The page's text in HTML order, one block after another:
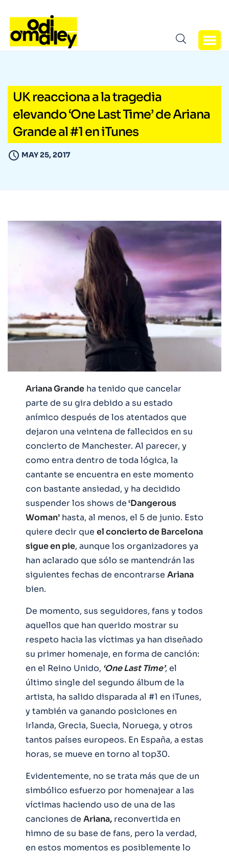
UK reacciona a la tragedia
elevando ‘One Last Time’ de Ariana
Grande al #1 en iTunes
MAY 25, 2017
Ariana Grande ha tenido que cancelar
parte de su gira debido a su estado
anímico después de los atentados que
dejaron una veintena de fallecidos en su
concierto de Manchester. Al parecer, y
como entra dentro de toda lógica, la
cantante se encuentra en este momento
con bastante ansiedad, y ha decidido
suspender los shows de‘Dangerous
Woman’ hasta, al menos, el 5 de junio. Esto
quiere decir que el concierto de Barcelona
sigue en pie, aunque los organizadores ya
han aclarado que sólo se mantendrán las
siguientes fechas de encontrarse Ariana
bien.
De momento, sus seguidores, fans y todos
aquellos que han querido mostrar su
respeto hacia las víctimas ya han diseñado
su primer homenaje, en forma de canción:
en el Reino Unido, ‘One Last Time’, el
último single del segundo álbum de la
artista, ha salido disparada al #1 en iTunes,
y también va ganando posiciones en
Irlanda, Grecia, Suecia, Noruega, y otros
tantos países europeos. En España, a estas
horas, se mueve en torno al top30.
Evidentemente, no se trata más que de un
simbólico esfuerzo por homenajear a las
víctimas haciendo uso de una de las
canciones de Ariana, reconvertida en
himno de su base de fans, pero la verdad,
en estos momentos es posiblemente lo